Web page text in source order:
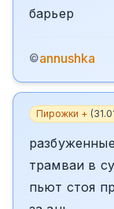
барьер
©annushka
Пирожки + (
трамваи в
пьют стоя